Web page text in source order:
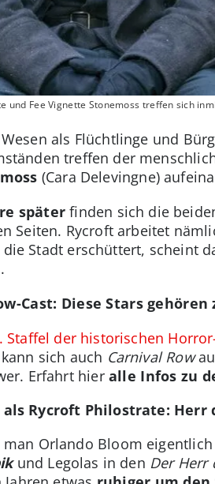
und Fee Vignette Stonemoss treffen sich
als Flüchtlinge und
treffen der
(Cara Delevingne)
später finden sich die
Seiten. Rycroft arbeitet
die Stadt erschüttert, scheint
Cast: Diese Stars gehören
Staffel der historischen
sich auch Carnival Row
Erfahrt hier alle Infos zu
Rycroft Philostrate: Herr
Orlando Bloom
und Legolas in den Der Herr